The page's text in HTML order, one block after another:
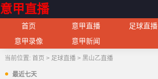
意甲直播
首页 意甲直播 足球直播
意甲录像
意甲新闻
当前位置: 首页 > 足球直播> 黑山乙直播
最近七天